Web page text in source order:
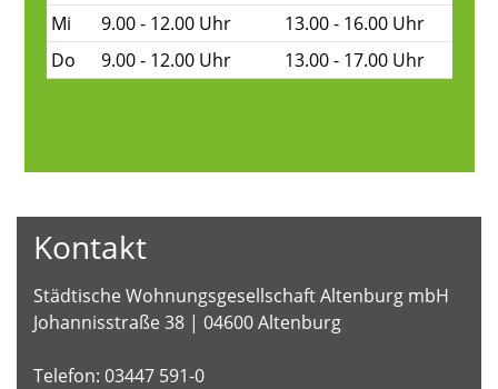
Mi
9.00 - 12.00 Uhr
13.00 - 16.00 Uhr
Do
9.00 - 12.00 Uhr 13.00 - 17.00 Uhr
Kontakt
Städtische Wohnungsgesellschaft Altenburg mbH
Johannisstraße 38 | 04600 Altenburg
Telefon: 03447 591-0